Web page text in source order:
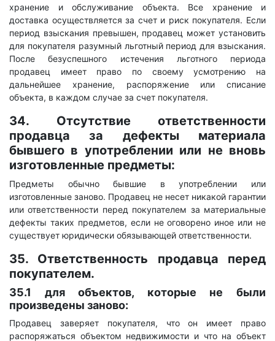
хранение и обслуживание объекта. Все хранение и
доставка осуществляется за счет и риск покупателя. Если
период взыскания превышен, продавец может установить
для покупателя разумный льготный период для взыскания.
После безуспешного истечения льготного периода
продавец имеет право по своему усмотрению на
дальнейшее хранение, распоряжение или списание
объекта, в каждом случае за счет покупателя.
34. Отсутствие ответственности
продавца за дефекты материала
бывшего в употреблении или не вновь
изготовленные предметы:
Предметы обычно бывшие в употреблении или
изготовленные заново. Продавец не несет никакой гарантии
или ответственности перед покупателем за материальные
дефекты таких предметов, если не оговорено иное или не
существует юридически обязывающей ответственности.
35. Ответственность продавца перед
покупателем.
35.1 для объектов, которые не были
произведены заново:
Продавец заверяет покупателя, что он имеет право
распоряжаться объектом недвижимости и что на объект